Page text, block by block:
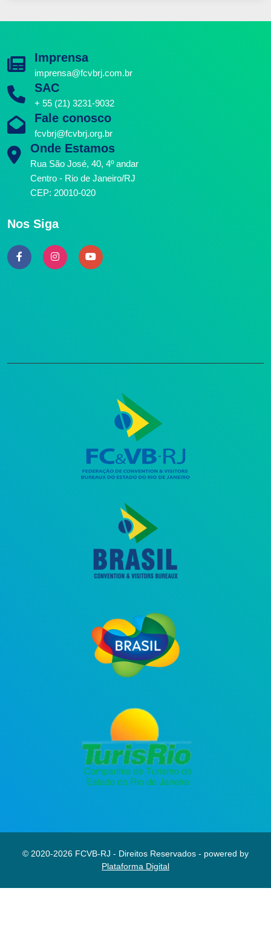
Imprensa
imprensa@fcvbrj.com.br
SAC
+ 55 (21) 3231-9032
Fale conosco
fcvbrj@fcvbrj.org.br
Onde Estamos
Rua São José, 40, 4º andar
Centro - Rio de Janeiro/RJ
CEP: 20010-020
Nos Siga
© 2020-2026 FCVB-RJ - Direitos Reservados - powered by
Plataforma Digital